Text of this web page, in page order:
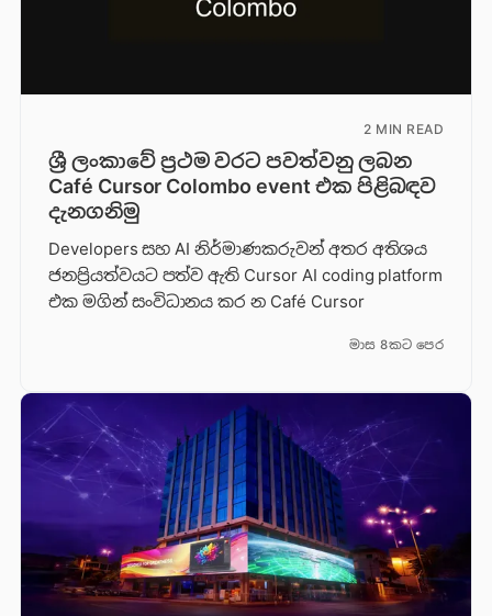
2 MIN READ
ශ්‍රී ලංකාවේ ප්‍රථම වරට පවත්වනු ලබන
Café Cursor Colombo event එක පිළිබඳව
දැනගනිමු
Developers සහ AI නිර්මාණකරුවන් අතර අතිශය
ජනප්‍රියත්වයට පත්ව ඇති Cursor AI coding platform
එක මගින් සංවිධානය කර න Café Cursor
මාස 8කට පෙර